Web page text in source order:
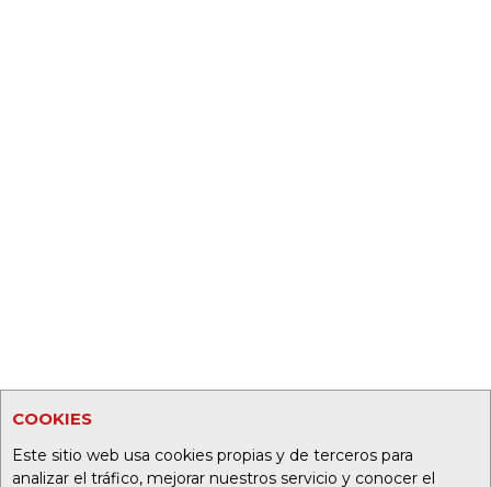
COOKIES
Este sitio web usa cookies propias y de terceros para
analizar el tráfico, mejorar nuestros servicio y conocer el